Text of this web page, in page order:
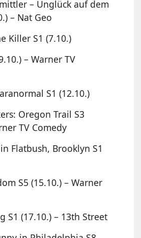
– Unglück auf dem
– Nat Geo
Killer S1 (7.10.)
– Warner TV
S1 (12.10.)
Oregon Trail S3
TV Comedy
Flatbush, Brooklyn S1
S5 (15.10.) – Warner
S1 (17.10.) – 13th Street